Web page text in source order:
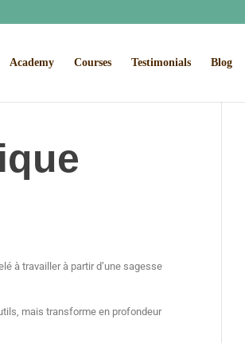
Academy Courses Testimonials Blog
à travailler à partir d’une sagesse
mais transforme en profondeur